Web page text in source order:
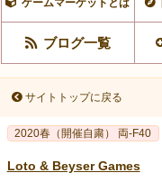
ゲームマーケットとは
ブログ一覧
サイトトップに戻る
2020春（開催自粛） 両-F40
Loto & Beyser Games